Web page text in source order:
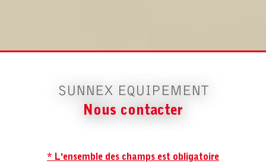
SUNNEX EQUIPEMENT
Nous contacter
* L'ensemble des champs est obligatoire